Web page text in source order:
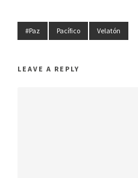
#Paz Pacífico Velatón
LEAVE A REPLY